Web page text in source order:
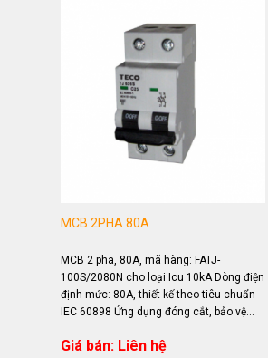
MCB 2PHA 80A
MCB 2 pha, 80A, mã hàng: FATJ-
100S/2080N cho loại Icu 10kA Dòng điện
định mức: 80A, thiết kế theo tiêu chuẩn
IEC 60898 Ứng dụng đóng cắt, bảo vệ
Giá bán: Liên hệ